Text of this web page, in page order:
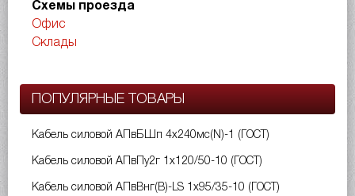
Схемы проезда
Офис
Склады
ПОПУЛЯРНЫЕ ТОВАРЫ
Кабель силовой АПвБШп 4х240мс(N)-1 (ГОСТ)
Кабель силовой АПвПу2г 1х120/50-10 (ГОСТ)
Кабель силовой АПвВнг(B)-LS 1х95/35-10 (ГОСТ)